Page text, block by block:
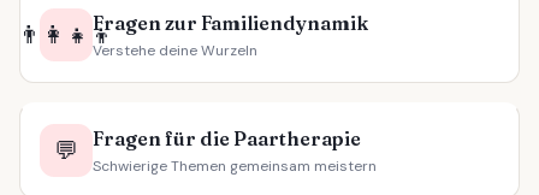
👨‍👩‍👧‍👦Fragen zur Familiendynamik
Verstehe deine Wurzeln
💬 Fragen für die Paartherapie
Schwierige Themen gemeinsam meistern